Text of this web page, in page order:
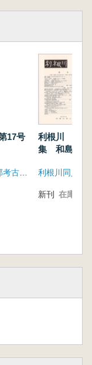
17号
明治大学文学部考古学研究室
利根川 第
集 和島誠一
川』創刊40
利根川同人
新刊 在庫なし